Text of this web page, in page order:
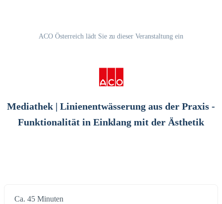
ACO Österreich lädt Sie zu dieser Veranstaltung ein
Mediathek | Linienentwässerung aus der Praxis -
Funktionalität in Einklang mit der Ästhetik
Ca. 45 Minuten